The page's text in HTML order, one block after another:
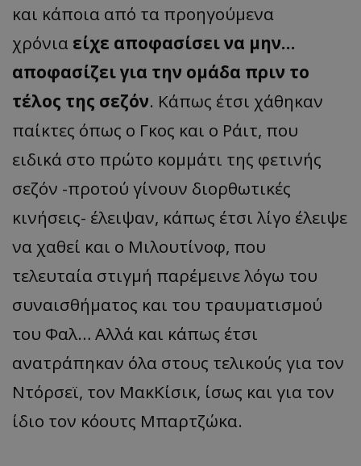
και κάποια από τα προηγούμενα
χρόνια είχε αποφασίσει να μην…
αποφασίζει για την ομάδα πριν το
τέλος της σεζόν. Κάπως έτσι χάθηκαν
παίκτες όπως ο Γκος και ο Ράιτ, που
ειδικά στο πρώτο κομμάτι της φετινής
σεζόν -προτού γίνουν διορθωτικές
κινήσεις- έλειψαν, κάπως έτσι λίγο έλειψε
να χαθεί και ο Μιλουτίνοφ, που
τελευταία στιγμή παρέμεινε λόγω του
συναισθήματος και του τραυματισμού
του Φαλ… Αλλά και κάπως έτσι
ανατράπηκαν όλα στους τελικούς για τον
Ντόρσεϊ, τον ΜακΚίσικ, ίσως και για τον
ίδιο τον κόουτς Μπαρτζώκα.